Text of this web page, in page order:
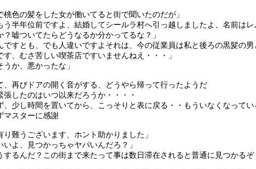
桃色の髪をした女が働いてると街で聞いたのだが」
う半年位前ですよ、結婚してシールラ村へ引っ越しましたよ、名前はレ
？嘘ついてたらどうなるか分かってるな？」
ですとも、でも人違いですよそれは、今の従業員は私と後ろの黒髪の
す、むさ苦しい喫茶店ですいませんねえ・・・」
うか、悪かったな」
、再びドアの開く音がする、どうやら帰って行ったようだ
張したのはいつ以来だろうか・・・・
、少し時間を置いてから、こっそりと表に戻る・・もういなくなってい
マスターに感謝
り難うございます、ホント助かりました」
いよ、見つかっちゃヤバいんだろ？」
するんだ？この街まで来たって事は数日滞在されると普通に見つかるぞ